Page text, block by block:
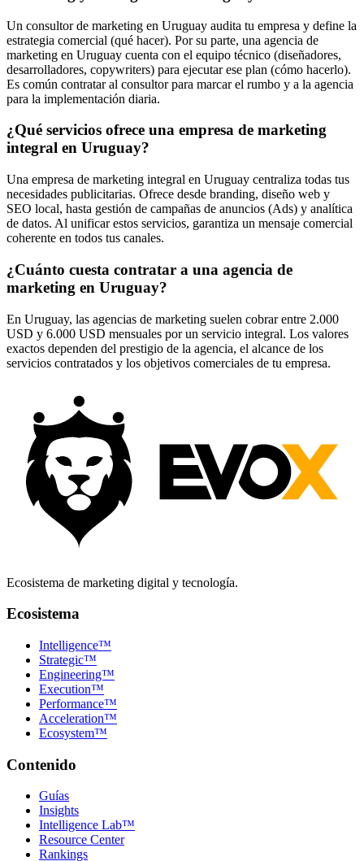
Un consultor de marketing en Uruguay audita tu empresa y define la
estrategia comercial (qué hacer). Por su parte, una agencia de
marketing en Uruguay cuenta con el equipo técnico (diseñadores,
desarrolladores, copywriters) para ejecutar ese plan (cómo hacerlo).
Es común contratar al consultor para marcar el rumbo y a la agencia
para la implementación diaria.
¿Qué servicios ofrece una empresa de marketing
integral en Uruguay?
Una empresa de marketing integral en Uruguay centraliza todas tus
necesidades publicitarias. Ofrece desde branding, diseño web y
SEO local, hasta gestión de campañas de anuncios (Ads) y analítica
de datos. Al unificar estos servicios, garantiza un mensaje comercial
coherente en todos tus canales.
¿Cuánto cuesta contratar a una agencia de
marketing en Uruguay?
En Uruguay, las agencias de marketing suelen cobrar entre 2.000
USD y 6.000 USD mensuales por un servicio integral. Los valores
exactos dependen del prestigio de la agencia, el alcance de los
servicios contratados y los objetivos comerciales de tu empresa.
Ecosistema de marketing digital y tecnología.
Ecosistema
Intelligence™
Strategic™
Engineering™
Execution™
Performance™
Acceleration™
Ecosystem™
Contenido
Guías
Insights
Intelligence Lab™
Resource Center
Rankings